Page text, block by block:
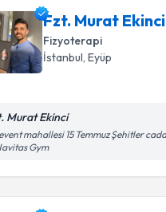
Fzt. Murat Ekinci
Fizyoterapi
İstanbul, Eyüp
Murat Ekinci
mahallesi 15 Temmuz Şehitler
Gym